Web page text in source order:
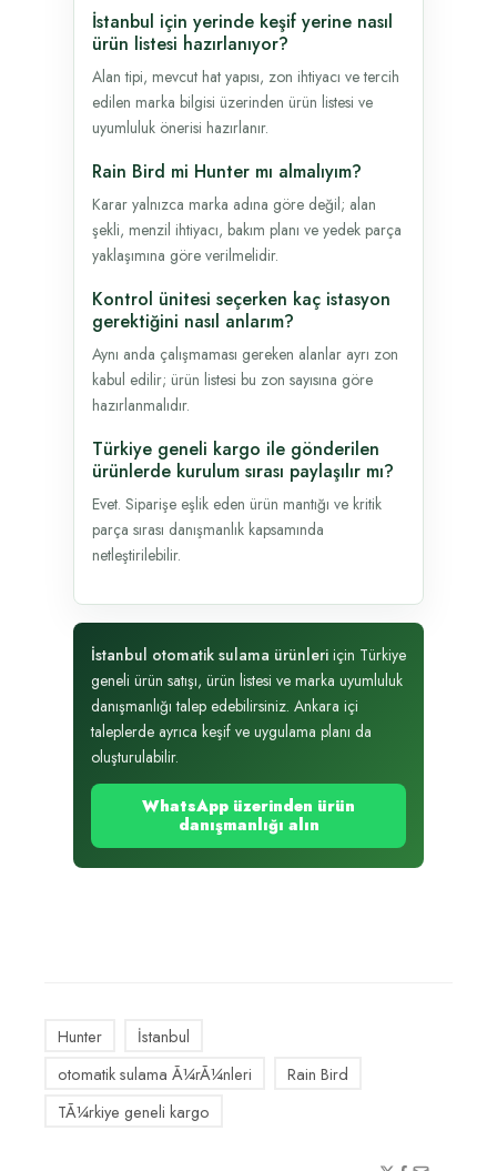
İstanbul için yerinde keşif yerine nasıl
ürün listesi hazırlanıyor?
Alan tipi, mevcut hat yapısı, zon ihtiyacı ve tercih
edilen marka bilgisi üzerinden ürün listesi ve
uyumluluk önerisi hazırlanır.
Rain Bird mi Hunter mı almalıyım?
Karar yalnızca marka adına göre değil; alan
şekli, menzil ihtiyacı, bakım planı ve yedek parça
yaklaşımına göre verilmelidir.
Kontrol ünitesi seçerken kaç istasyon
gerektiğini nasıl anlarım?
Aynı anda çalışmaması gereken alanlar ayrı zon
kabul edilir; ürün listesi bu zon sayısına göre
hazırlanmalıdır.
Türkiye geneli kargo ile gönderilen
ürünlerde kurulum sırası paylaşılır mı?
Evet. Siparişe eşlik eden ürün mantığı ve kritik
parça sırası danışmanlık kapsamında
netleştirilebilir.
İstanbul otomatik sulama ürünleri için Türkiye
geneli ürün satışı, ürün listesi ve marka uyumluluk
danışmanlığı talep edebilirsiniz. Ankara içi
taleplerde ayrıca keşif ve uygulama planı da
oluşturulabilir.
WhatsApp üzerinden ürün
danışmanlığı alın
Hunter
İstanbul
otomatik sulama Ã¼rÃ¼nleri
Rain Bird
TÃ¼rkiye geneli kargo